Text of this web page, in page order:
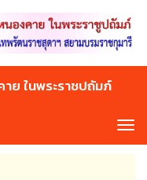
าย ในพระราชปถัมภ์